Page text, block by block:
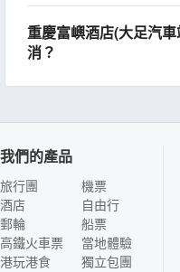
重慶富嶼酒店(大足汽
消？
我們的產品
旅行團
酒店
郵輪
高鐵火車票
港玩港食
機票
自由行
船票
當地體驗
獨立包團